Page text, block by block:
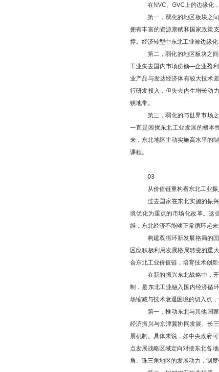
在NVC、GVC上的边缘化
第一，弱化的地区板块之
拥有丰富的资源禀赋和国家政策
撑。经济转型中东北工业被边缘
第二，弱化的地区板块之
工业失去国内市场份额—企业盈
业产品与发达经济体有较大技术
行研发投入，但失去内生增长动
锈地带。
第三，弱化的与世界市场
一直是困扰东北工业发展的根本
来，东北地区主动实施高水平的
课程。
03
从价值链重构看东北工业
过去国家在东北实施的振
境优化为重点的市场化改革。这
维，东北经济不能够正常循环起
构建双循环新发展格局的
区应积极利用发展格局转变的重
合东北工业价值链，培育技术创
在新的振兴东北战略中，
制，是东北工业融入国内经济循
场缩减与技术衰退困境的切入点
第一，推动东北与其他国
经济振兴与京津冀协同发展、长
展机制。具体来说，如中央政府
点发展战略区域定向对接东北各
角、珠三角地区的发展动力，制